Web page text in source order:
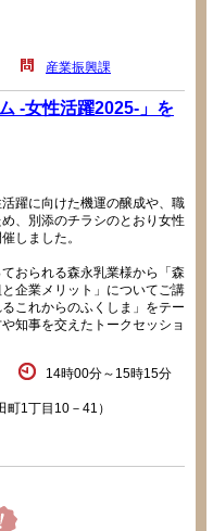
産業振興課
-女性活躍2025-」を
躍に向けた機運の醸成や、職
、別添のチラシのとおり女性
しました。
おられる森永乳業様から「森
企業メリット」についてご講
これからのふくしま」をテー
知事を交えたトークセッショ
14時00分～15時15分
1丁目10－41）